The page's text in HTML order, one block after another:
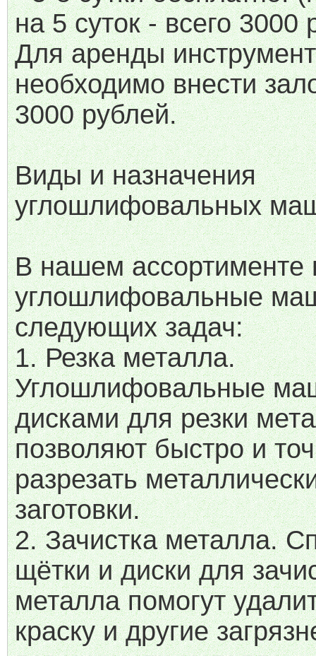
на 5 суток - всего 3000
Для аренды
необходимо внести
3000 рублей.
Виды и назначения
углошлифовальных
В нашем ассортименте
углошлифовальные
следующих задач:
1. Резка металла.
Углошлифовальные
дисками для резки
позволяют быстро и
разрезать
заготовки.
2. Зачистка металла.
щётки и диски для
металла помогут
краску и другие